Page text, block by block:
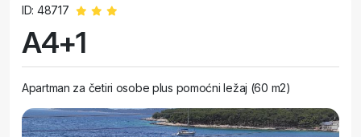
ID: 48717
A4+1
Apartman za četiri osobe plus pomoćni ležaj (60 m2)